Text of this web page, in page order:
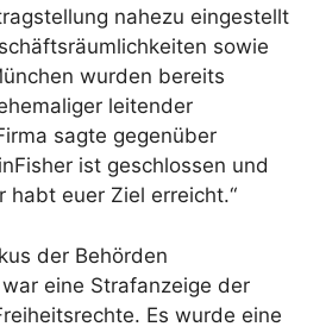
nahezu eingestellt
sowie
wurden bereits
leitender
sagte gegenüber
ist geschlossen und
habt euer Ziel erreicht.“
eine Strafanzeige der
Es wurde eine